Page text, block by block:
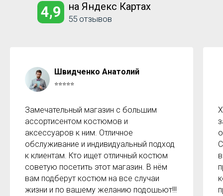
55 отзывов
на Яндекс Картах
4,9
Швидченко Анатолий
⭐⭐⭐⭐⭐
Замечательный магазин с большим
ассортисентом костюмов и
аксессуаров к ним. Отличное
обслуживание и индивидуальный подход
к клиентам. Кто ищет отличный костюм
советую посетить этот магазин. В нём
вам подберут костюм на все случаи
жизни и по вашему желанию подошьют!!!